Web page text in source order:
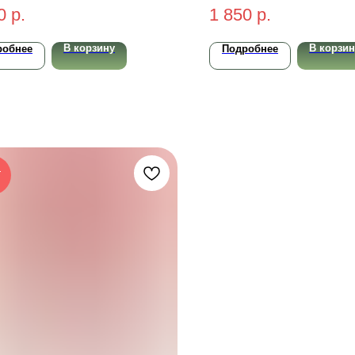
р.
В корзину
#25N Medium 30гр
1 850 р.
Подробнее В